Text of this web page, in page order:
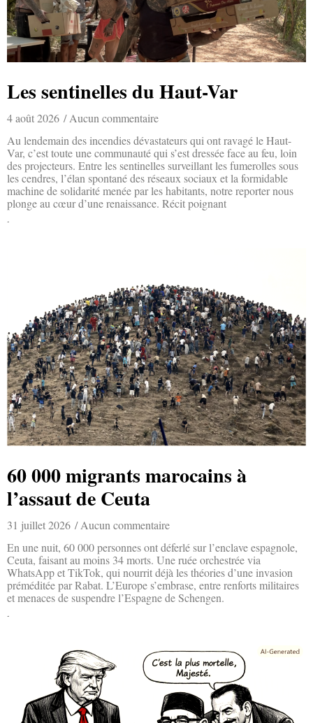
Les sentinelles du Haut-Var
4 août 2026
Aucun commentaire
Au lendemain des incendies dévastateurs qui ont ravagé le Haut-
Var, c’est toute une communauté qui s’est dressée face au feu, loin
des projecteurs. Entre les sentinelles surveillant les fumerolles sous
les cendres, l’élan spontané des réseaux sociaux et la formidable
machine de solidarité menée par les habitants, notre reporter nous
plonge au cœur d’une renaissance. Récit poignant
60 000 migrants marocains à
l’assaut de Ceuta
31 juillet 2026
Aucun commentaire
En une nuit, 60 000 personnes ont déferlé sur l’enclave espagnole,
Ceuta, faisant au moins 34 morts. Une ruée orchestrée via
WhatsApp et TikTok, qui nourrit déjà les théories d’une invasion
préméditée par Rabat. L’Europe s’embrase, entre renforts militaires
et menaces de suspendre l’Espagne de Schengen.